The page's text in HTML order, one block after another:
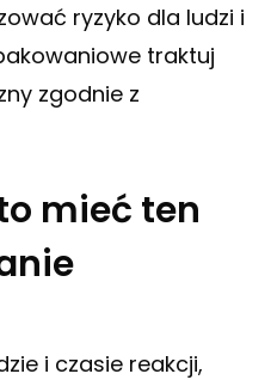
ryzyko dla ludzi i
traktuj
zgodnie z
mieć ten
i czasie reakcji,